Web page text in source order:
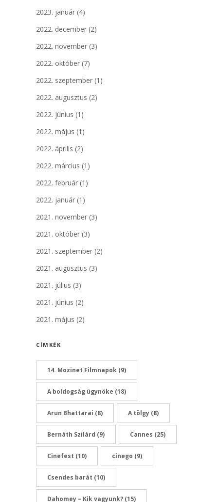
2023. január (4)
2022. december (2)
2022. november (3)
2022. október (7)
2022. szeptember (1)
2022. augusztus (2)
2022. június (1)
2022. május (1)
2022. április (2)
2022. március (1)
2022. február (1)
2022. január (1)
2021. november (3)
2021. október (3)
2021. szeptember (2)
2021. augusztus (3)
2021. július (3)
2021. június (2)
2021. május (2)
CÍMKÉK
14. Mozinet Filmnapok (9)
A boldogság ügynöke (18)
Arun Bhattarai (8) A tölgy (8)
Bernáth Szilárd (9) Cannes (25)
Cinefest (10) cinego (9)
Csendes barát (10)
Dahomey – Kik vagyunk? (15)